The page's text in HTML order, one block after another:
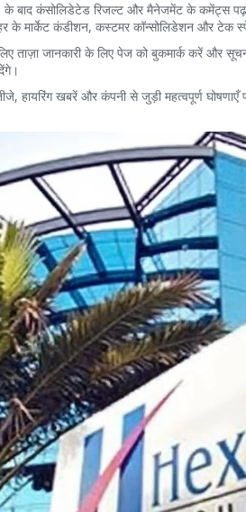
बाद कंसोलिडेटेड रिजल्ट और मैनेजमेंट के कमेंट्स
के मार्केट कंडीशन, कस्टमर कॉन्सोलिडेशन और टेक
ताज़ा जानकारी के लिए पेज को बुकमार्क करें और
हायरिंग खबरें और कंपनी से जुड़ी महत्वपूर्ण घोषणाएँ